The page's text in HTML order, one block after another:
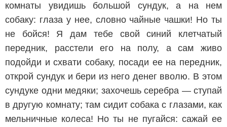
комнаты увидишь большой сундук, а на нем
собаку: глаза у нее, словно чайные чашки! Но ты
не бойся! Я дам тебе свой синий клетчатый
передник, расстели его на полу, а сам живо
подойди и схвати собаку, посади ее на передник,
открой сундук и бери из него денег вволю. В этом
сундуке одни медяки; захочешь серебра — ступай
в другую комнату; там сидит собака с глазами, как
мельничные колеса! Но ты не пугайся: сажай ее